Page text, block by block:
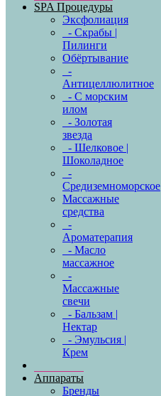
SPA Процедуры
Эксфолиация
- Скрабы |
Пилинги
Обёртывание
-
Антицеллюлитное
- С морским
илом
- Золотая
звезда
- Шелковое |
Шоколадное
-
Средиземноморское
Массажные
средства
-
Ароматерапия
- Масло
массажное
-
Массажные
свечи
- Бальзам |
Нектар
- Эмульсия |
Крем
Аппараты
Бренды